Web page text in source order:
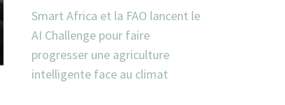
Smart Africa et la FAO lancent le
AI Challenge pour faire
progresser une agriculture
intelligente face au climat